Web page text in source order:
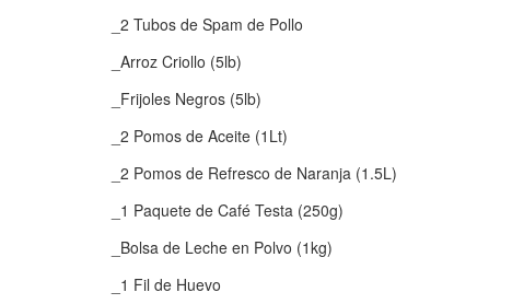
_2 Tubos de Spam de Pollo
_Arroz Criollo (5lb)
_Frijoles Negros (5lb)
_2 Pomos de Aceite (1Lt)
_2 Pomos de Refresco de Naranja (1.5L)
_1 Paquete de Café Testa (250g)
_Bolsa de Leche en Polvo (1kg)
_1 Fil de Huevo